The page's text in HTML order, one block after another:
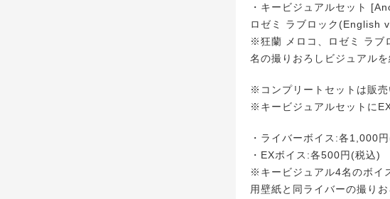
・キービジュアルセット
ロゼミ ラブロック(English
※狂蘭 メロコ、ロゼミ ラブ
名の撮りおろしビジュアル
※コンプリートセットは販売
※キービジュアルセットに
・ライバーボイス:各1,000
・EXボイス:各500円(税込)
※キービジュアル4名のボイ
用壁紙と同ライバーの撮り